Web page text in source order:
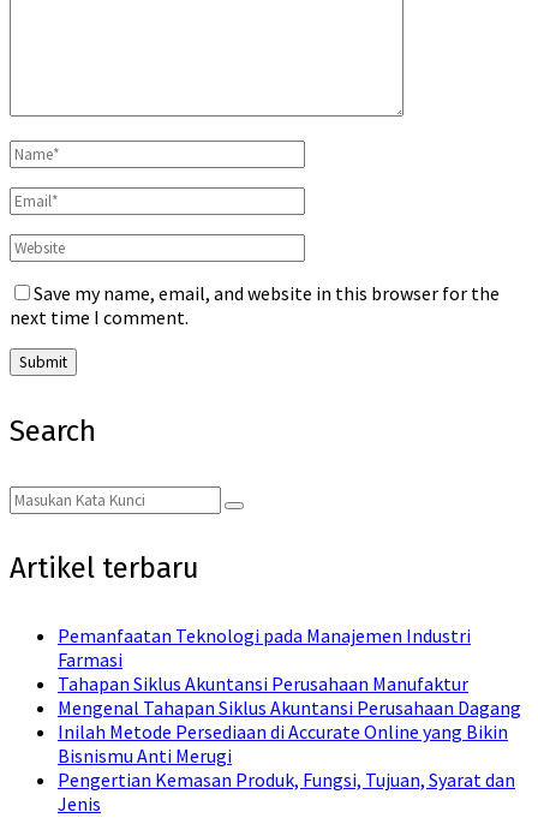
Save my name, email, and website in this browser for the
next time I comment.
Search
Search
for:
Search
Artikel terbaru
Pemanfaatan Teknologi pada Manajemen Industri
Farmasi
Tahapan Siklus Akuntansi Perusahaan Manufaktur
Mengenal Tahapan Siklus Akuntansi Perusahaan Dagang
Inilah Metode Persediaan di Accurate Online yang Bikin
Bisnismu Anti Merugi
Pengertian Kemasan Produk, Fungsi, Tujuan, Syarat dan
Jenis